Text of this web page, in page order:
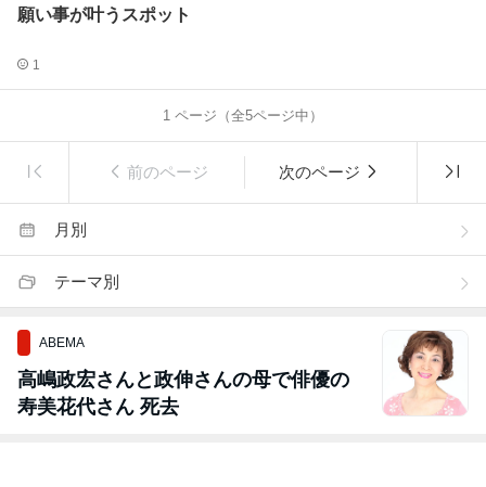
願い事が叶うスポット
1
1 ページ（全5ページ中）
前のページ 次のページ
月別
テーマ別
ABEMA
高嶋政宏さんと政伸さんの母で俳優の
寿美花代さん 死去